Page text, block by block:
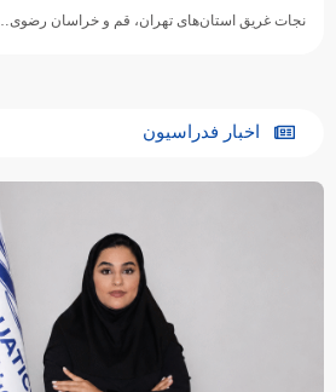
نجات غریق استان‌های تهران، قم و خراسان رضوی…
اخبار فدراسیون